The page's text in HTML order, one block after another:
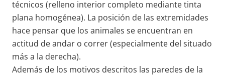
técnicos (relleno interior completo mediante tinta
plana homogénea). La posición de las extremidades
hace pensar que los animales se encuentran en
actitud de andar o correr (especialmente del situado
más a la derecha).
Además de los motivos descritos las paredes de la